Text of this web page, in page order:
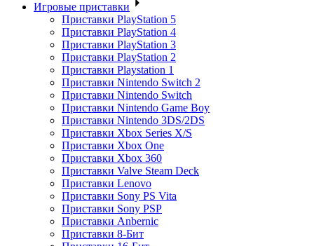
Игровые приставки
Приставки PlayStation 5
Приставки PlayStation 4
Приставки PlayStation 3
Приставки PlayStation 2
Приставки Playstation 1
Приставки Nintendo Switch 2
Приставки Nintendo Switch
Приставки Nintendo Game Boy
Приставки Nintendo 3DS/2DS
Приставки Xbox Series X/S
Приставки Xbox One
Приставки Xbox 360
Приставки Valve Steam Deck
Приставки Lenovo
Приставки Sony PS Vita
Приставки Sony PSP
Приставки Anbernic
Приставки 8-Бит